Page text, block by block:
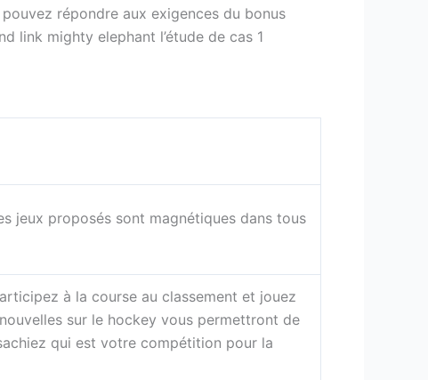
répondre aux exigences du bonus
link mighty elephant l’étude de cas 1
jeux proposés sont magnétiques dans tous
à la course au classement et jouez
sur le hockey vous permettront de
qui est votre compétition pour la